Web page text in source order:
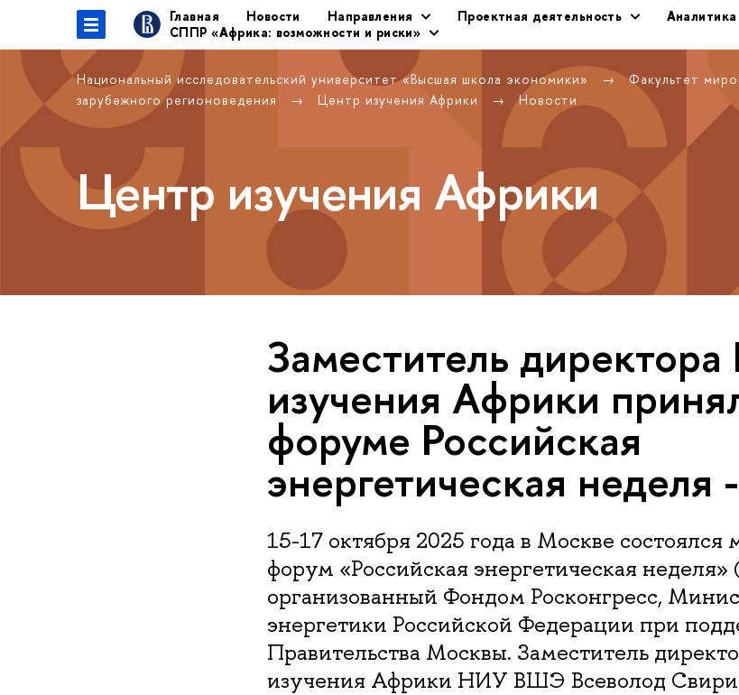
Главная Новости Направления Проектная деятельность
Аналитика
СППР «Африка: возможности и риски»
Национальный исследовательский университет «Высшая школа экономики» Факультет
зарубежного регионоведения
Центр изучения Африки Новости
Центр изучения Африки
Заместитель
изучения Африки
форуме Российская
энергетическая неделя
15-17 октября 2025 года в Москве
форум «Российская энергетическая
организованный Фондом Росконгресс,
энергетики Российской Федерации при
Правительства Москвы. Заместитель
изучения Африки НИУ ВШЭ Всеволод